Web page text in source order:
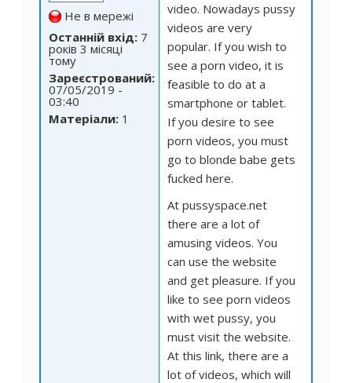
Не в мережі
Останній вхід: 7
років 3 місяці
тому
Зареєстрований:
07/05/2019 -
03:40
Матеріали: 1
video. Nowadays pussy
videos are very
popular. If you wish to
see a porn video, it is
feasible to do at a
smartphone or tablet.
If you desire to see
porn videos, you must
go to blonde babe gets
fucked here.
At pussyspace.net
there are a lot of
amusing videos. You
can use the website
and get pleasure. If you
like to see porn videos
with wet pussy, you
must visit the website.
At this link, there are a
lot of videos, which will